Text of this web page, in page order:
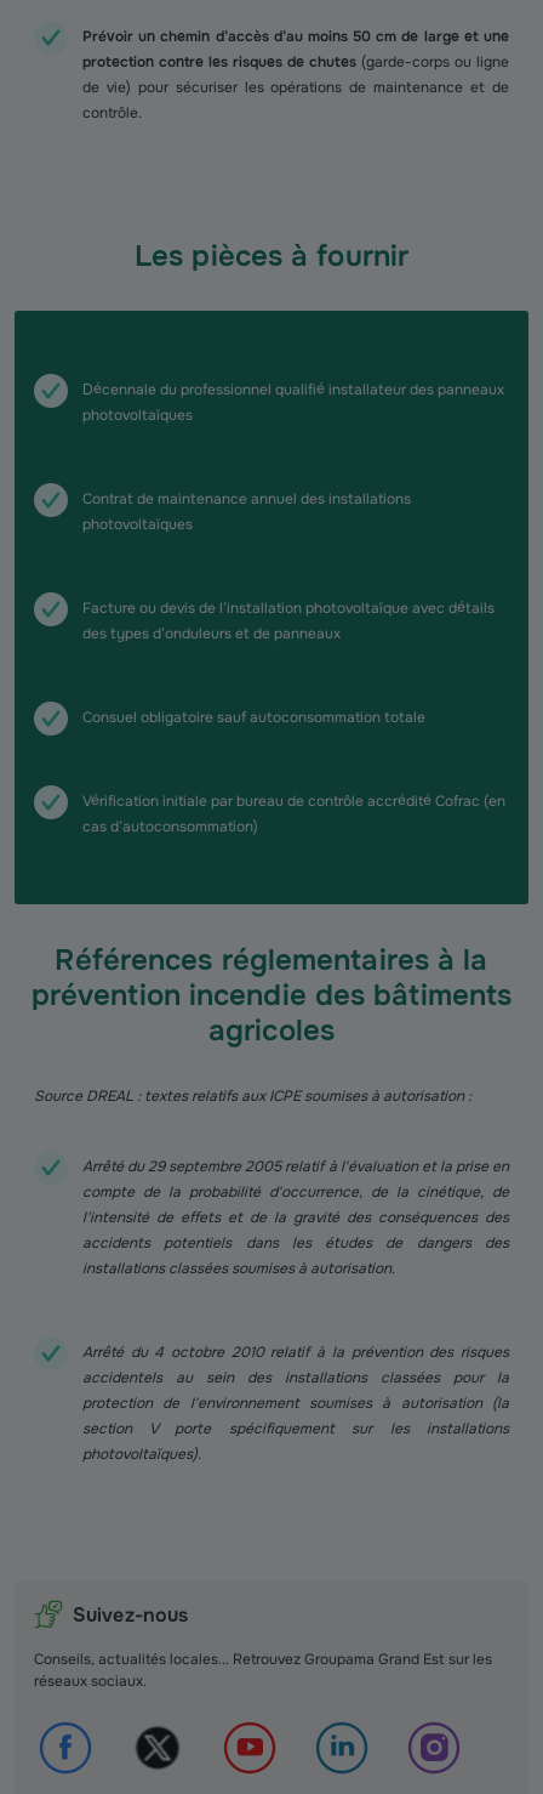
Prévoir un chemin d’accès d’au moins 50 cm de large et une
protection contre les risques de chutes (garde-corps ou ligne
de vie) pour sécuriser les opérations de maintenance et de
contrôle.
Les pièces à fournir
Décennale du professionnel qualifié installateur des panneaux
photovoltaïques
Contrat de maintenance annuel des installations
photovoltaïques
Facture ou devis de l’installation photovoltaïque avec détails
des types d’onduleurs et de panneaux
Consuel obligatoire sauf autoconsommation totale
Vérification initiale par bureau de contrôle accrédité Cofrac (en
cas d’autoconsommation)
Références réglementaires à la
prévention incendie des bâtiments
agricoles
Source DREAL : textes relatifs aux ICPE soumises à autorisation :
Arrêté du 29 septembre 2005 relatif à l'évaluation et la prise en
compte de la probabilité d'occurrence, de la cinétique, de
l'intensité de effets et de la gravité des conséquences des
accidents potentiels dans les études de dangers des
installations classées soumises à autorisation.
Arrêté du 4 octobre 2010 relatif à la prévention des risques
accidentels au sein des installations classées pour la
protection de l'environnement soumises à autorisation (la
section V porte spécifiquement sur les installations
photovoltaïques).
Suivez-nous
Conseils, actualités locales... Retrouvez Groupama Grand Est sur les
réseaux sociaux.